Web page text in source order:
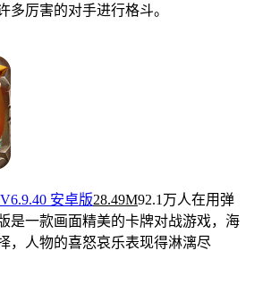
多厉害的对手进行格斗。
安卓版28.49M92.1万人在用 弹
是一款画面精美的卡牌对战游戏，海
，人物的喜怒哀乐表现得淋漓尽